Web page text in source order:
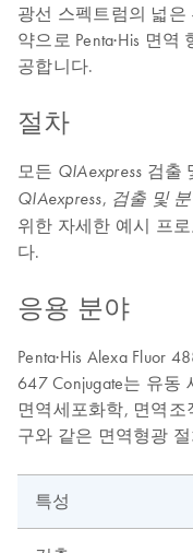
광선 스펙트럼의 넓
약으로 Penta·His 면
공합니다.
절차
모든 QIAexpress 검출
QIAexpress, 검출 및
위한 자세한 예시 프
다.
응용 분야
Penta·His Alexa Fluor
647 Conjugate는 유
면역세포화학, 면역
구와 같은 면역형광
특성